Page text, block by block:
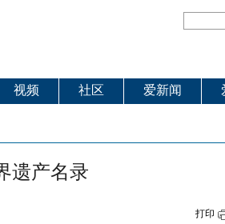
视频 社区 爱新闻
遗产名录
打印